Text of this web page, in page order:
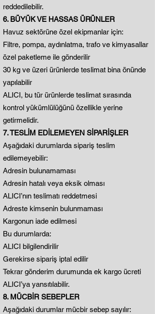
reddedilebilir.
6. BÜYÜK VE HASSAS ÜRÜNLER
Havuz sektörüne özel ekipmanlar için:
Filtre, pompa, aydınlatma, trafo ve kimyasallar
özel paketleme ile gönderilir
30 kg ve üzeri ürünlerde teslimat bina önünde
yapılabilir
ALICI, bu tür ürünlerde teslimat sırasında
kontrol yükümlülüğünü özellikle yerine
getirmelidir.
7. TESLİM EDİLEMEYEN SİPARİŞLER
Aşağıdaki durumlarda sipariş teslim
edilemeyebilir:
Adresin bulunamaması
Adresin hatalı veya eksik olması
ALICI’nın teslimatı reddetmesi
Adreste kimsenin bulunmaması
Kargonun iade edilmesi
Bu durumlarda:
ALICI bilgilendirilir
Gerekirse sipariş iptal edilir
Tekrar gönderim durumunda ek kargo ücreti
ALICI’ya yansıtılabilir.
8. MÜCBİR SEBEPLER
Aşağıdaki durumlar mücbir sebep sayılır: